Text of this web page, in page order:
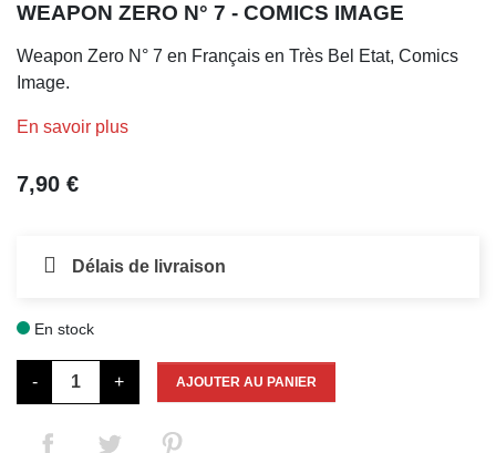
WEAPON ZERO N° 7 - COMICS IMAGE
Weapon Zero N° 7 en Français en Très Bel Etat, Comics
Image.
En savoir plus
7,90 €
Délais de livraison
En stock
- + AJOUTER AU PANIER